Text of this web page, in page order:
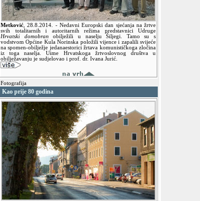
Metković ,28.8.2014. - Nedavni Europski dan sjećanja na žrtve
svih totalitarnih i autoritarnih režima predstavnici Udruge
Hrvatski domobran obilježili u naselju Šiljegi. Tamo su s
vodstvom Općine Kula Norinska položili vijence i zapalili svijeće
na spomen-obilježje jedanaestorici žrtava komunističkoga zločina
iz toga naselja. Uime Hrvatskoga žrtvoslovnog društva u
obilježavanju je sudjelovao i prof. dr. Ivana Jurić.
Fotografija
Kao prije 80 godina